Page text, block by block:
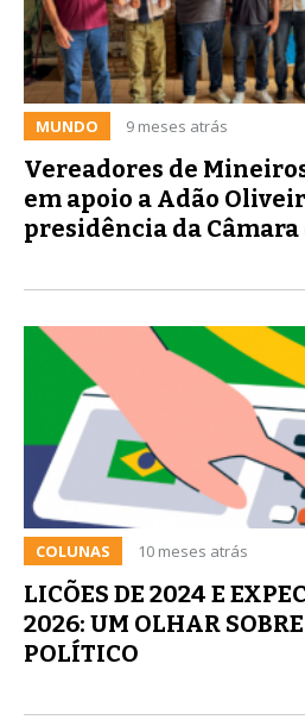
MUNDO 9 meses atrás
Vereadores de
em apoio a Adão
presidência da Câmara
COLUNAS 10 meses atrás
LICÕES DE 2024 E
2026: UM OLHAR
POLÍTICO